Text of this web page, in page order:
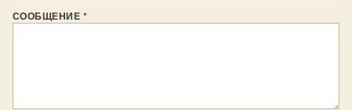
СООБЩЕНИЕ *